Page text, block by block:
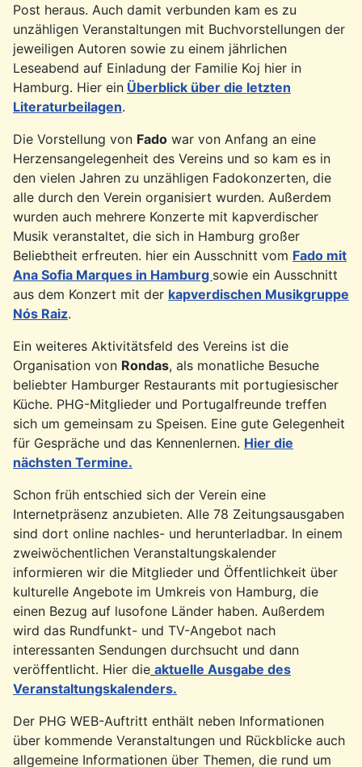
Post heraus. Auch damit verbunden kam es zu
unzähligen Veranstaltungen mit Buchvorstellungen der
jeweiligen Autoren sowie zu einem jährlichen
Leseabend auf Einladung der Familie Koj hier in
Hamburg. Hier ein Überblick über die letzten
Literaturbeilagen.
Die Vorstellung von Fado war von Anfang an eine
Herzensangelegenheit des Vereins und so kam es in
den vielen Jahren zu unzähligen Fadokonzerten, die
alle durch den Verein organisiert wurden. Außerdem
wurden auch mehrere Konzerte mit kapverdischer
Musik veranstaltet, die sich in Hamburg großer
Beliebtheit erfreuten. hier ein Ausschnitt vom Fado mit
Ana Sofia Marques in Hamburg sowie ein Ausschnitt
aus dem Konzert mit der kapverdischen Musikgruppe
Nós Raiz.
Ein weiteres Aktivitätsfeld des Vereins ist die
Organisation von Rondas, als monatliche Besuche
beliebter Hamburger Restaurants mit portugiesischer
Küche. PHG-Mitglieder und Portugalfreunde treffen
sich um gemeinsam zu Speisen. Eine gute Gelegenheit
für Gespräche und das Kennenlernen. Hier die
nächsten Termine.
Schon früh entschied sich der Verein eine
Internetpräsenz anzubieten. Alle 78 Zeitungsausgaben
sind dort online nachles- und herunterladbar. In einem
zweiwöchentlichen Veranstaltungskalender
informieren wir die Mitglieder und Öffentlichkeit über
kulturelle Angebote im Umkreis von Hamburg, die
einen Bezug auf lusofone Länder haben. Außerdem
wird das Rundfunkt- und TV-Angebot nach
interessanten Sendungen durchsucht und dann
veröffentlicht. Hier die aktuelle Ausgabe des
Veranstaltungskalenders.
Der PHG WEB-Auftritt enthält neben Informationen
über kommende Veranstaltungen und Rückblicke auch
allgemeine Informationen über Themen, die rund um